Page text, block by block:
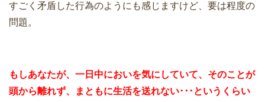
すごく矛盾した行為のようにも感じますけど、要は程度の
問題。
もしあなたが、一日中においを気にしていて、そのことが
頭から離れず、まともに生活を送れない･･･というくらい